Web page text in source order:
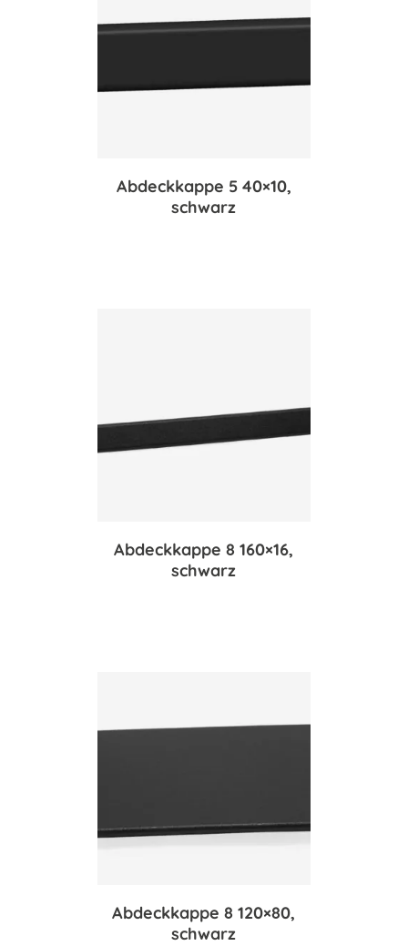
Abdeckkappe 5 40×10,
schwarz
Abdeckkappe 8 160×16,
schwarz
Abdeckkappe 8 120×80,
schwarz